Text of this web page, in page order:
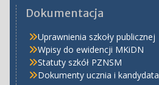
Dokumentacja
Uprawnienia szkoły publicznej
Wpisy do ewidencji MKiDN
Statuty szkół PZNSM
Dokumenty ucznia i kandydata